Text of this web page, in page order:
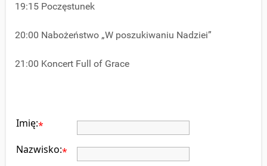
19:15 Poczęstunek
20:00 Nabożeństwo „W poszukiwaniu Nadziei”
21:00 Koncert Full of Grace
Imię:*
Nazwisko:*